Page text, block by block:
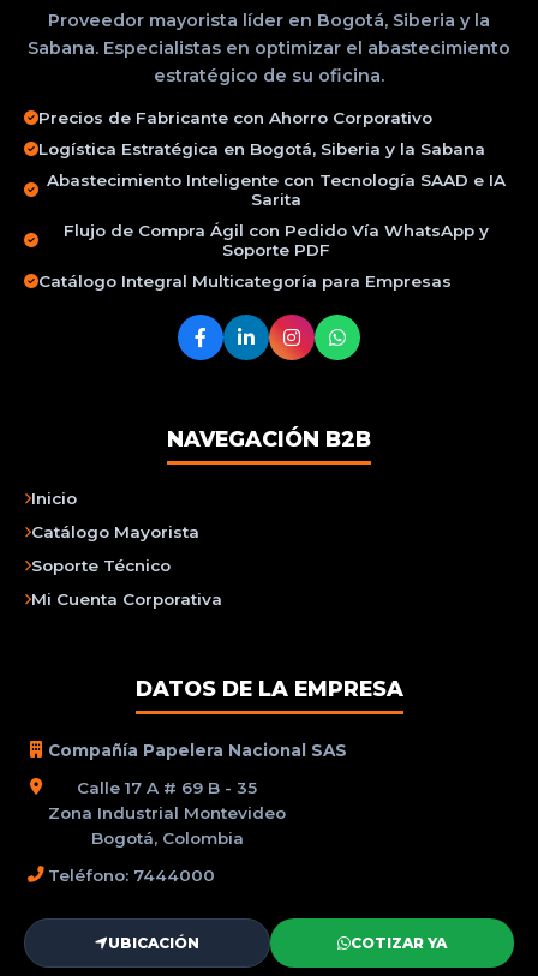
Proveedor mayorista líder en Bogotá, Siberia y la
Sabana. Especialistas en optimizar el abastecimiento
estratégico de su oficina.
Precios de Fabricante con Ahorro Corporativo
Logística Estratégica en Bogotá, Siberia y la Sabana
Abastecimiento Inteligente con Tecnología SAAD e IA
Sarita
Flujo de Compra Ágil con Pedido Vía WhatsApp y
Soporte PDF
Catálogo Integral Multicategoría para Empresas
NAVEGACIÓN B2B
Inicio
Catálogo Mayorista
Soporte Técnico
Mi Cuenta Corporativa
DATOS DE LA EMPRESA
Compañía Papelera Nacional SAS
Calle 17 A # 69 B - 35
Zona Industrial Montevideo
Bogotá, Colombia
Teléfono: 7444000
UBICACIÓN COTIZAR YA